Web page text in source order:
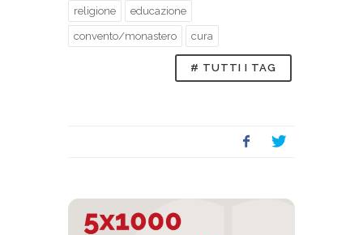
religione educazione
convento/monastero cura
# TUTTI I TAG